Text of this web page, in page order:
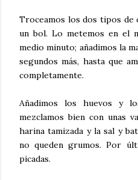
Troceamos los dos tipos de
un bol. Lo metemos en el
medio minuto; añadimos la
segundos más, hasta que
completamente.
Añadimos los huevos y
mezclamos bien con unas
harina tamizada y la sal y
no queden grumos. Por
picadas.